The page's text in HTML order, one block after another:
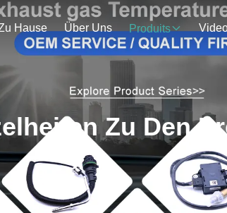
Hause Über Uns Produits
Zu Den